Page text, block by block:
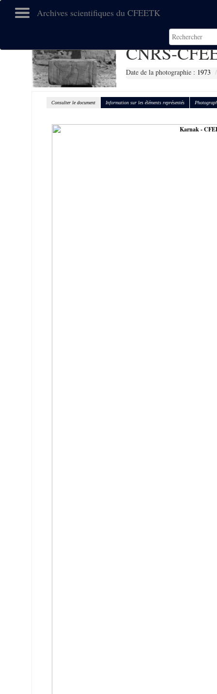
Archives scientifiques du CFEETK
CNRS-
Date de la photographie : 1973
Consulter le document Information sur les éléments représentés